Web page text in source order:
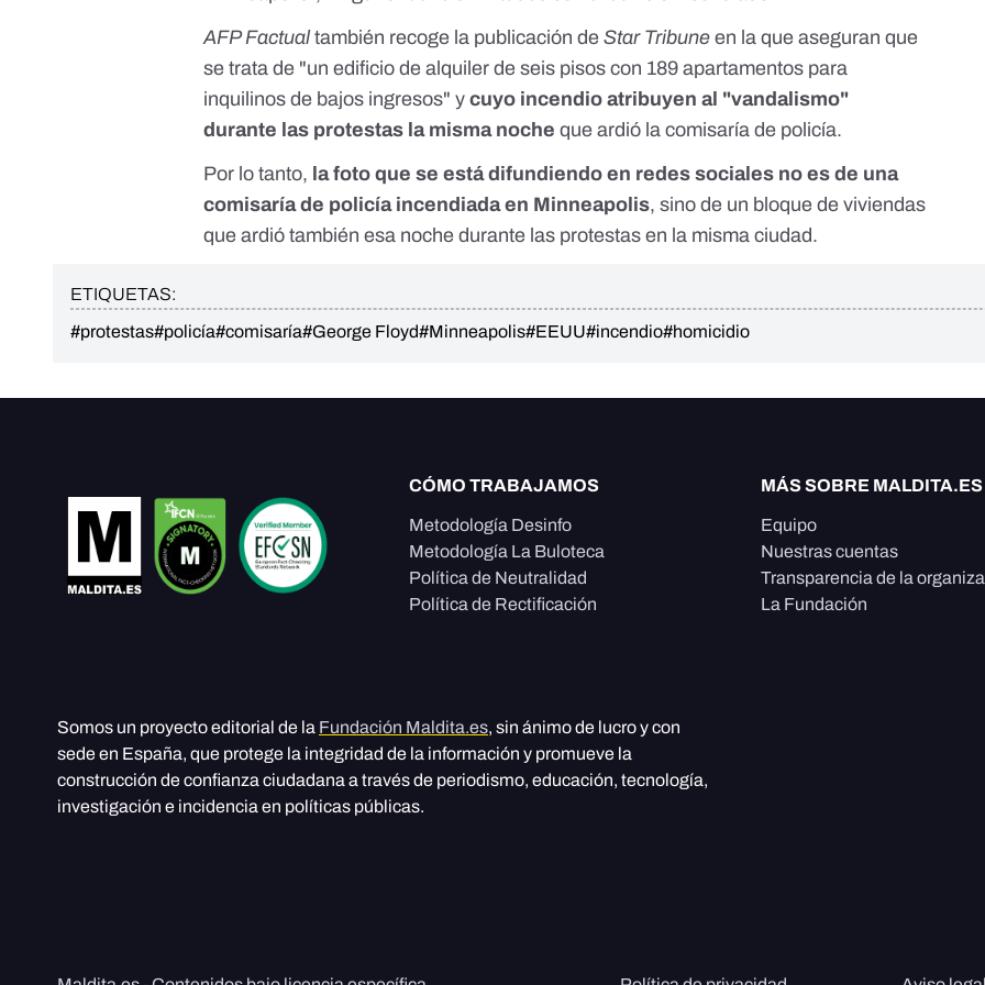
AFP Factualtambién recoge la publicación deStar Tribune en la que aseguran que
se trata de "un edificio de alquiler de seis pisos con 189 apartamentos para
inquilinos de bajos ingresos" ycuyo incendio atribuyen al "vandalismo"
durante las protestas la misma nocheque ardió la comisaría de policía.
Por lo tanto, la foto que se está difundiendo en redes sociales no es de una
comisaría de policía incendiada en Minneapolis, sino de un bloque de viviendas
que ardió también esa noche durante las protestas en la misma ciudad.
ETIQUETAS:
#protestas#policía#comisaría#George Floyd#Minneapolis#EEUU#incendio#homicidio
CÓMO TRABAJAMOS
Metodología Desinfo
Metodología La Buloteca
Política de Neutralidad
Política de Rectificación
MÁS SOBRE MALDITA.ES
Equipo
Nuestras cuentas
Transparencia de la
La Fundación
Somos un proyecto editorial de la Fundación Maldita.es, sin ánimo de lucro y con
sede en España, que protege la integridad de la información y promueve la
construcción de confianza ciudadana a través de periodismo, educación, tecnología,
investigación e incidencia en políticas públicas.